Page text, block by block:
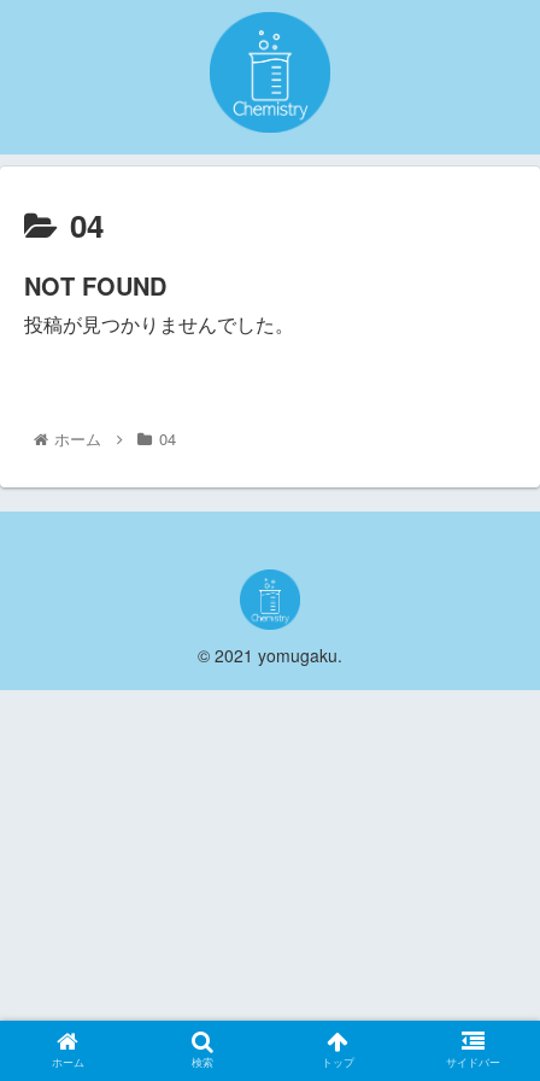
04
NOT FOUND
投稿が見つかりませんでした。
ホーム 04
© 2021 yomugaku.
ホーム 検索 トップ サイドバー